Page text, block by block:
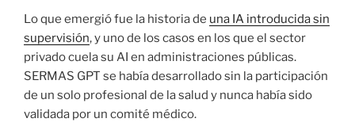
Lo que emergió fue la historia de una IA introducida sin
supervisión, y uno de los casos en los que el sector
privado cuela su AI en administraciones públicas.
SERMAS GPT se había desarrollado sin la participación
de un solo profesional de la salud y nunca había sido
validada por un comité médico.